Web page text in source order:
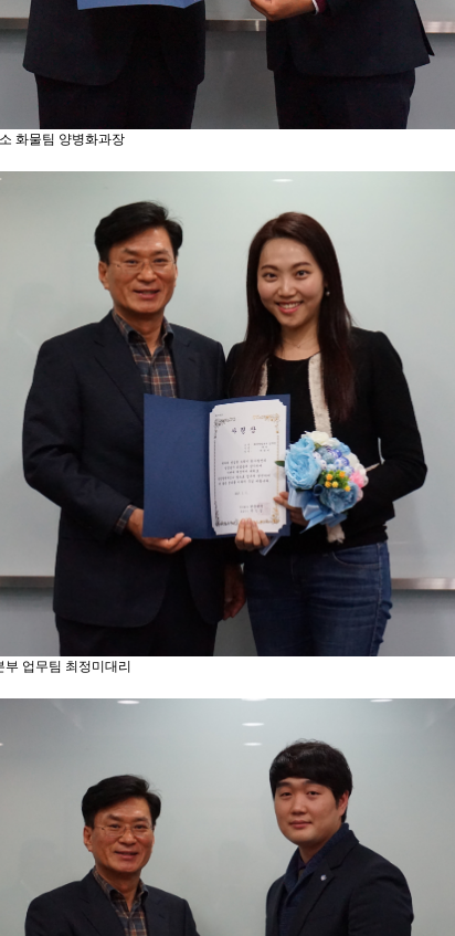
화물팀 양병화과장
부 업무팀 최정미대리